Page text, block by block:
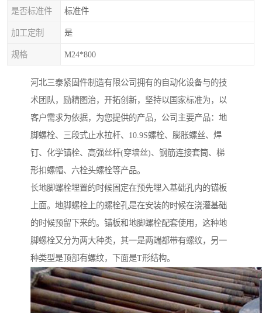
是否标准件 标准件
加工定制 是
规格 M24*800
河北三泰紧固件制造有限公司拥有的自动化设备与的技
术团队，励精图治，开拓创新，坚持以国家标准为，以
客户需求为依据，为您提供的产品，公司主要产品：地
脚螺栓、三段式止水拉杆、10.9S螺栓、膨胀螺丝、焊
钉、化学锚栓、高强丝杆(穿墙丝)、钢筋连接套筒、梯
形扣螺帽、六栓头螺栓等产品。
长地脚螺栓埋置的时候固定在预先埋入基础孔内的锚板
上面。地脚螺栓上的螺栓孔是在安装的时候在浇灌基础
的时候预留下来的。锚板和地脚螺栓配套使用，这种地
脚螺栓又分为两大种类，其一是两端都带有螺纹，另一
种类型是顶部有螺纹，下面是T形结构。